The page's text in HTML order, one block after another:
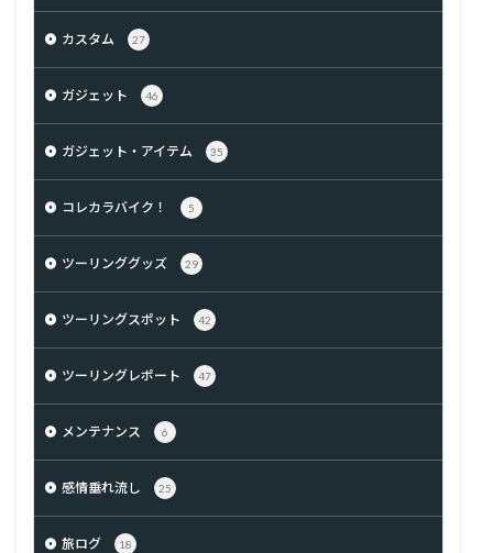
カスタム 27
ガジェット 46
ガジェット・アイテム 35
コレカラバイク！ 5
ツーリンググッズ 29
ツーリングスポット 42
ツーリングレポート 47
メンテナンス 6
感情垂れ流し 25
旅ログ 18